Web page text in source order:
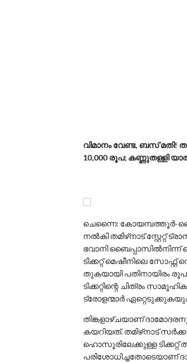
വിമാനം വേണ്ട, ബസ് മതി!
10,000 രൂപ; കണ്ണുതള്ളി
ചെന്നൈ: കോയമ്പത്തൂർ-
നൽകി തമിഴ്‌നാട് സ്റ്റേറ്റ്
ഭവാനി
ടിക്കറ്റ് മെഷീനിലെ സോഫ്റ്റ്
തുകയായി പതിനായിരം
ടിക്കറ്റിന്റെ ചിത്രം
ട്രോളന്മാർ
തിങ്കളാഴ്ചയാണ്
കയറിയത്. തമിഴ്‌നാട്
ഹൊസൂരിലേക്കുള്ള ടിക്കറ്റ്
പരിശോധിച്ചതോടെയാണ്